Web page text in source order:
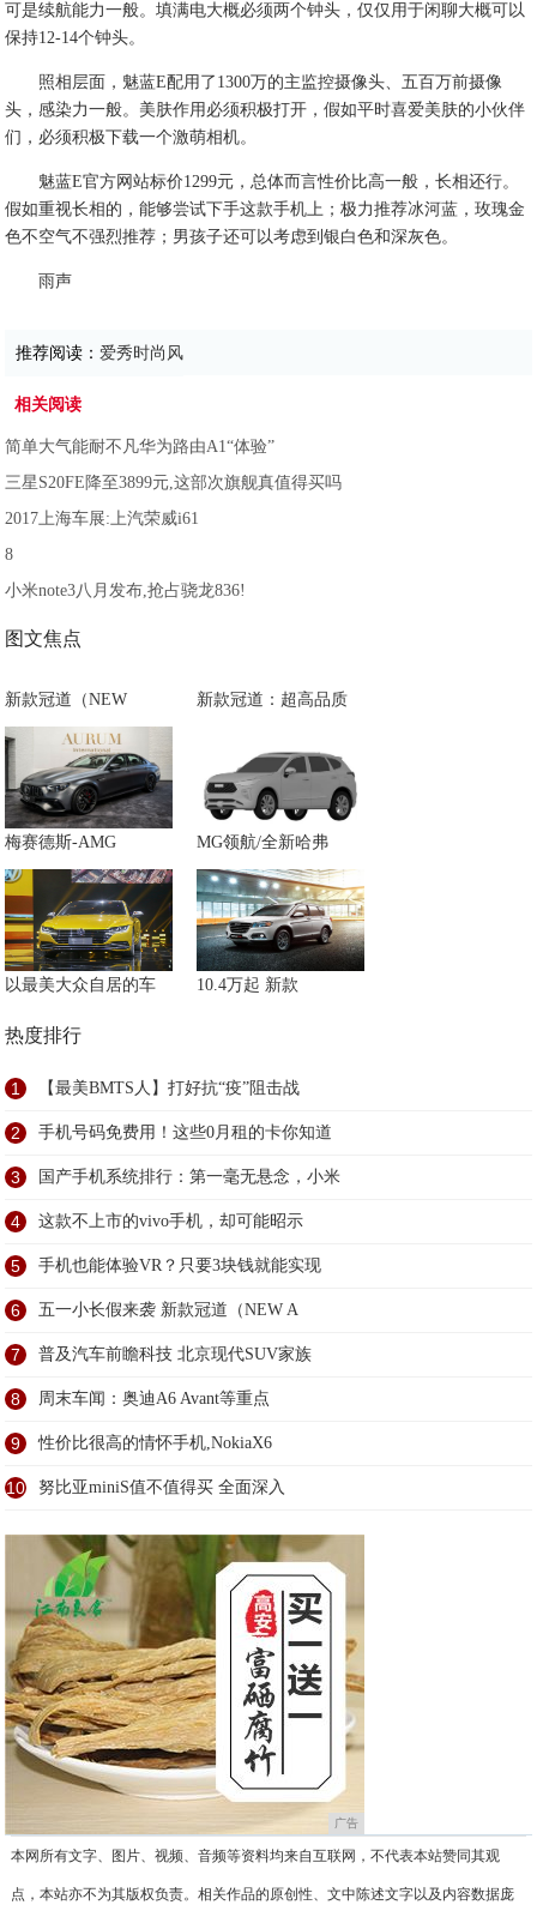
可是续航能力一般。填满电大概必须两个钟头，仅仅用于闲聊大概可以
保持12-14个钟头。
照相层面，魅蓝E配用了1300万的主监控摄像头、五百万前摄像
头，感染力一般。美肤作用必须积极打开，假如平时喜爱美肤的小伙伴
们，必须积极下载一个激萌相机。
魅蓝E官方网站标价1299元，总体而言性价比高一般，长相还行。
假如重视长相的，能够尝试下手这款手机上；极力推荐冰河蓝，玫瑰金
色不空气不强烈推荐；男孩子还可以考虑到银白色和深灰色。
雨声
推荐阅读：爱秀时尚风
相关阅读
简单大气能耐不凡华为路由A1“体验”
三星S20FE降至3899元,这部次旗舰真值得买吗
2017上海车展:上汽荣威i61
8
小米note3八月发布,抢占骁龙836!
图文焦点
新款冠道（NEW 新款冠道：超高品质
梅赛德斯-AMG MG领航/全新哈弗
以最美大众自居的车 10.4万起 新款
热度排行
1 【最美BMTS人】打好抗“疫”阻击战
2 手机号码免费用！这些0月租的卡你知道
3 国产手机系统排行：第一毫无悬念，小米
4 这款不上市的vivo手机，却可能昭示
5 手机也能体验VR？只要3块钱就能实现
6 五一小长假来袭 新款冠道（NEW A
7 普及汽车前瞻科技 北京现代SUV家族
8 周末车闻：奥迪A6 Avant等重点
9 性价比很高的情怀手机,NokiaX6
10 努比亚miniS值不值得买 全面深入
广告
本网所有文字、图片、视频、音频等资料均来自互联网，不代表本站赞同其观
点，本站亦不为其版权负责。相关作品的原创性、文中陈述文字以及内容数据庞